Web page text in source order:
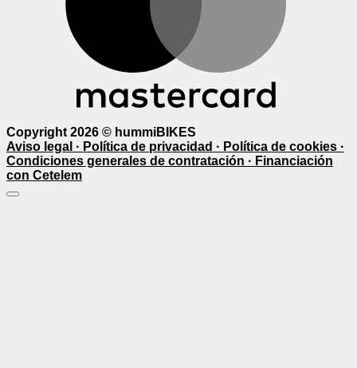
Copyright 2026 © hummiBIKES
Aviso legal · Política de privacidad · Política de cookies ·
Condiciones generales de contratación · Financiación
con Cetelem